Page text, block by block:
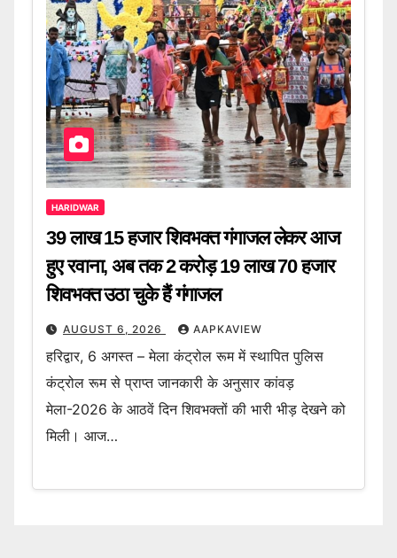
HARIDWAR
39 लाख 15 हजार शिवभक्त गंगाजल लेकर आज
हुए रवाना, अब तक 2 करोड़ 19 लाख 70 हजार
शिवभक्त उठा चुके हैं गंगाजल
AUGUST 6, 2026 AAPKAVIEW
हरिद्वार, 6 अगस्त – मेला कंट्रोल रूम में स्थापित पुलिस
कंट्रोल रूम से प्राप्त जानकारी के अनुसार कांवड़
मेला-2026 के आठवें दिन शिवभक्तों की भारी भीड़ देखने को
मिली। आज…